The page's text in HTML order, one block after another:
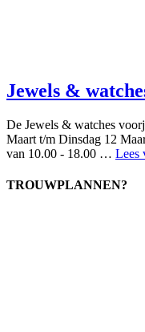
Jewels &
De Jewels & watches
Maart t/m Dinsdag 12
van 10.00 - 18.00 … Lees
TROUWPLANNEN?